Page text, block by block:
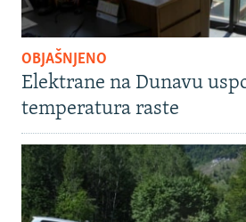
OBJAŠNJENO
Elektrane na Dunavu
temperatura raste